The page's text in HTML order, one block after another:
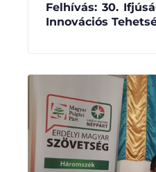
Felhívás: 30.
Innovációs